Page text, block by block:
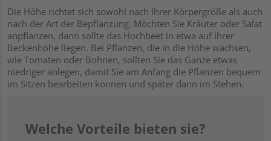
Die Höhe richtet sich sowohl nach Ihrer Körpergröße als auch
nach der Art der Bepflanzung. Möchten Sie Kräuter oder Salat
anpflanzen, dann sollte das Hochbeet in etwa auf Ihrer
Beckenhöhe liegen. Bei Pflanzen, die in die Höhe wachsen,
wie Tomaten oder Bohnen, sollten Sie das Ganze etwas
niedriger anlegen, damit Sie am Anfang die Pflanzen bequem
im Sitzen bearbeiten können und später dann im Stehen.
Welche Vorteile bieten sie?